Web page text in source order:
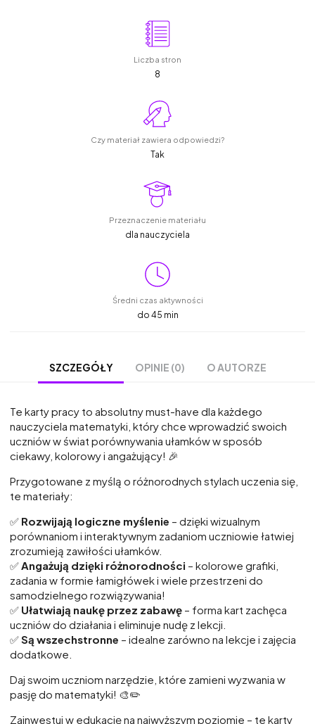
Liczba stron
8
Czy materiał zawiera odpowiedzi?
Tak
Przeznaczenie materiału
dla nauczyciela
Średni czas aktywności
do 45 min
SZCZEGÓŁY OPINIE (0) O AUTORZE
Te karty pracy to absolutny must-have dla każdego
nauczyciela matematyki, który chce wprowadzić swoich
uczniów w świat porównywania ułamków w sposób
ciekawy, kolorowy i angażujący! 🎉
Przygotowane z myślą o różnorodnych stylach uczenia się,
te materiały:
✅ Rozwijają logiczne myślenie – dzięki wizualnym
porównaniom i interaktywnym zadaniom uczniowie łatwiej
zrozumieją zawiłości ułamków.
✅Angażują dzięki różnorodności – kolorowe grafiki,
zadania w formie łamigłówek i wiele przestrzeni do
samodzielnego rozwiązywania!
✅ Ułatwiają naukę przez zabawę – forma kart zachęca
uczniów do działania i eliminuje nudę z lekcji.
✅Są wszechstronne – idealne zarówno na lekcje i zajęcia
dodatkowe.
Daj swoim uczniom narzędzie, które zamieni wyzwania w
pasję do matematyki! 🎨✏️
Zainwestuj w edukację na najwyższym poziomie – te karty